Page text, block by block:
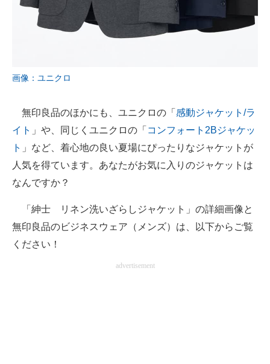
画像：ユニクロ
無印良品のほかにも、ユニクロの「 感動ジャケット/ラ
イト 」や、同じくユニクロの「 コンフォート2Bジャケッ
ト 」など、着心地の良い夏場にぴったりなジャケットが
人気を得ています。あなたがお気に入りのジャケットは
なんですか？
「紳士 リネン洗いざらしジャケット」の詳細画像と
無印良品のビジネスウェア（メンズ）は、以下からご覧
ください！
advertisement